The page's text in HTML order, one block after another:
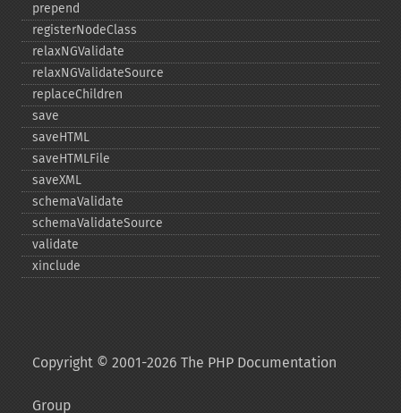
prepend
registerNodeClass
relaxNGValidate
relaxNGValidateSource
replaceChildren
save
saveHTML
saveHTMLFile
saveXML
schemaValidate
schemaValidateSource
validate
xinclude
Copyright © 2001-2026 The PHP Documentation
Group